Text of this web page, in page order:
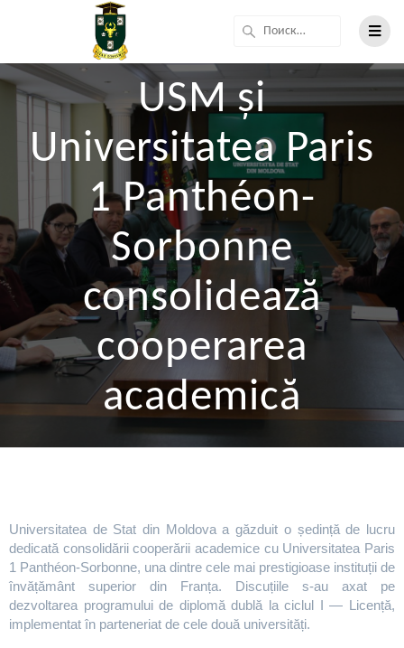
USM și
Universitatea Paris
1 Panthéon-
Sorbonne
consolidează
cooperarea
academică
Universitatea de Stat din Moldova a găzduit o ședință de lucru
dedicată consolidării cooperării academice cu Universitatea Paris
1 Panthéon-Sorbonne, una dintre cele mai prestigioase instituții de
învățământ superior din Franța. Discuțiile s-au axat pe
dezvoltarea programului de diplomă dublă la ciclul I — Licență,
implementat în parteneriat de cele două universități.